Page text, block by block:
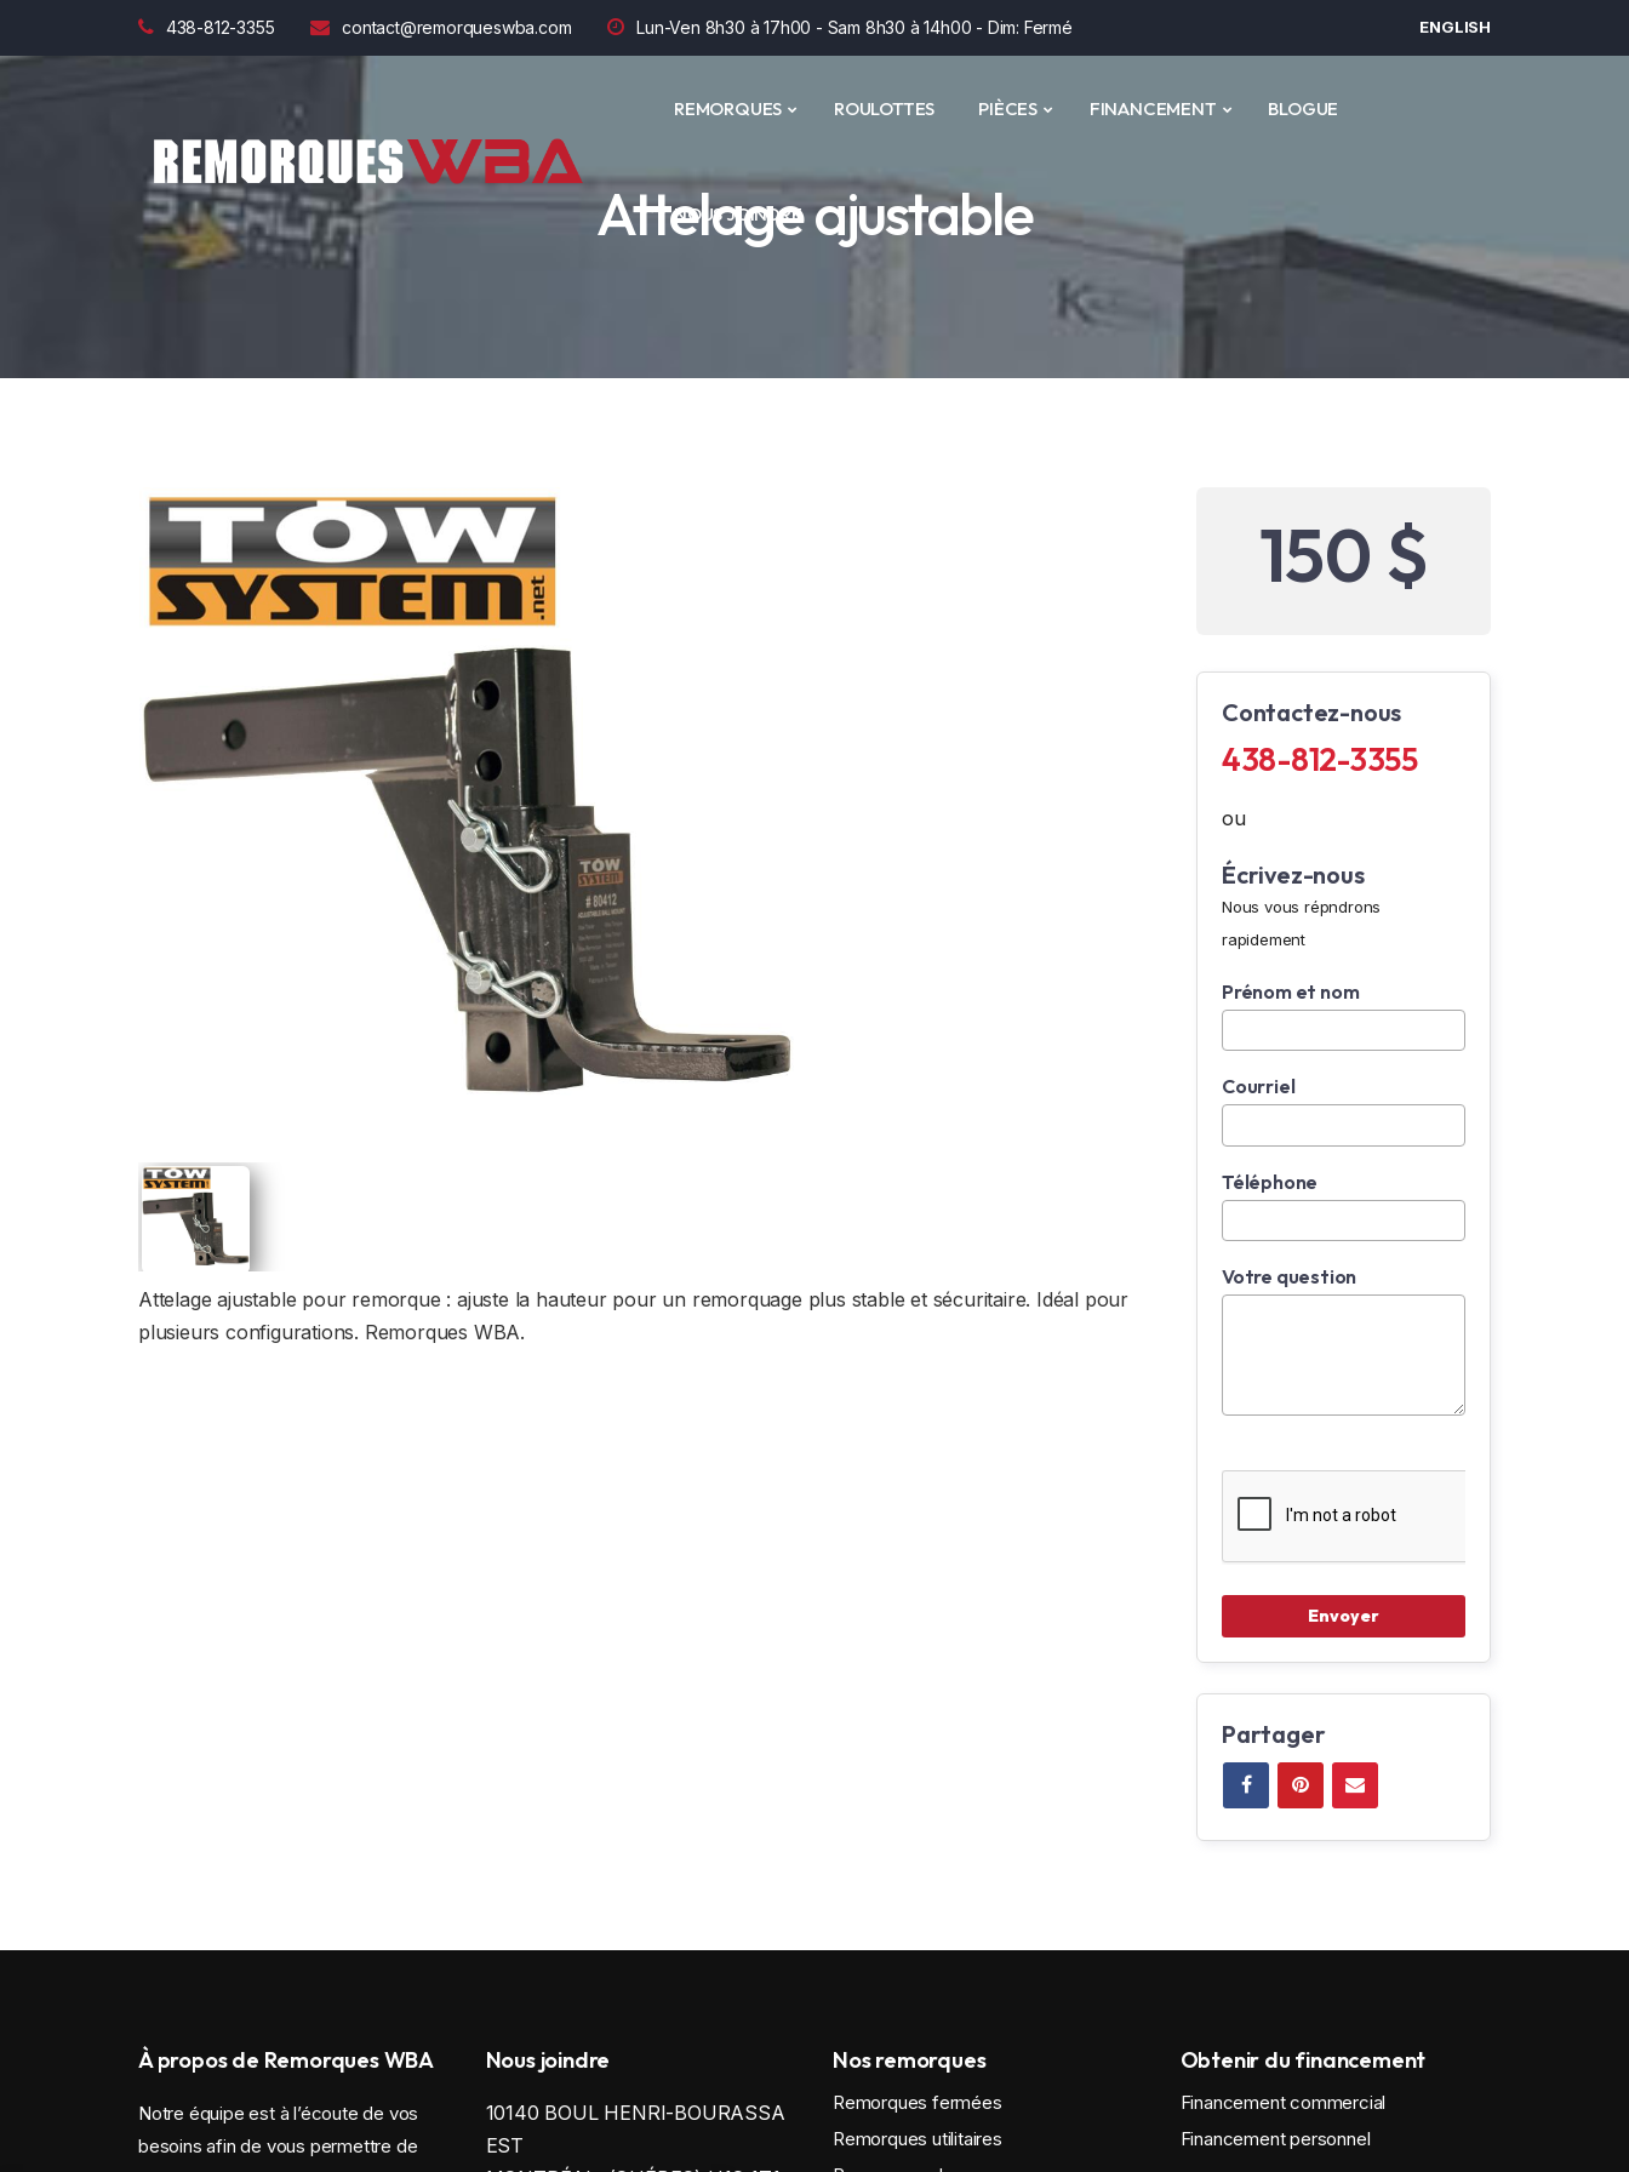
438-812-3355 contact@remorqueswba.com Lun-Ven 8h30 à 17h00 - Sam 8h30 à 14h00 - Dim: Fermé ENGLISH
REMORQUES ROULOTTES PIÈCES FINANCEMENT BLOGUE
NOUS JOINDRE
Attelage ajustable
Attelage ajustable pour remorque : ajuste la hauteur pour un remorquage plus stable et sécuritaire. Idéal pour
plusieurs configurations. Remorques WBA.
150 $
Contactez-nous
438-812-3355
ou
Écrivez-nous
Nous vous répndrons
rapidement
Prénom et nom
Courriel
Téléphone
Votre question
Partager
À propos de Remorques WBA
Notre équipe est à l’écoute de vos
besoins afin de vous permettre de
Nous joindre
10140 BOUL HENRI-BOURASSA
EST
Nos remorques
Remorques fermées
Remorques utilitaires
Obtenir du financement
Financement commercial
Financement personnel